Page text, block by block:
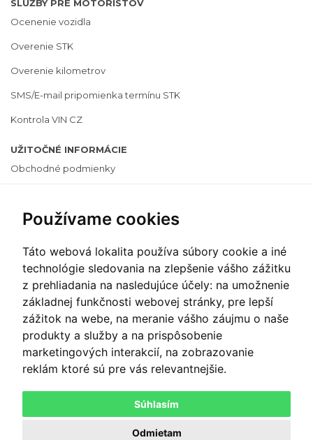
Používame cookies
Táto webová lokalita používa súbory cookie a iné
technológie sledovania na zlepšenie vášho zážitku
z prehliadania na nasledujúce účely: na umožnenie
základnej funkčnosti webovej stránky, pre lepší
zážitok na webe, na meranie vášho záujmu o naše
produkty a služby a na prispôsobenie
marketingových interakcií, na zobrazovanie
reklám ktoré sú pre vás relevantnejšie.
Súhlasím
Odmietam
SLUŽBY PRE MOTORISTOV
Ocenenie vozidla
Overenie STK
Overenie kilometrov
SMS/E-mail pripomienka termínu STK
Kontrola VIN CZ
UŽITOČNÉ INFORMÁCIE
Obchodné podmienky
Ochrana osobných údajov
Informácie o cookies
Zmeniť nastavenie cookies
PLATOBNÝ SYSTÉM